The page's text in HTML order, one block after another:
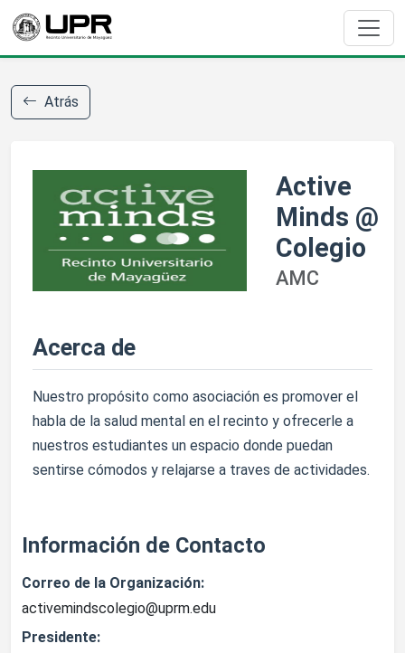
Atrás
Active
Minds @
Colegio
AMC
Acerca de
Nuestro propósito como asociación es promover el
habla de la salud mental en el recinto y ofrecerle a
nuestros estudiantes un espacio donde puedan
sentirse cómodos y relajarse a traves de actividades.
Información de Contacto
Correo de la Organización:
activemindscolegio@uprm.edu
Presidente: